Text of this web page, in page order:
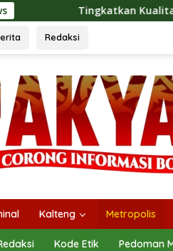
Kualitas Pelayanan
Redaksi
Kalteng Metropolis
Kode Etik Pedoman